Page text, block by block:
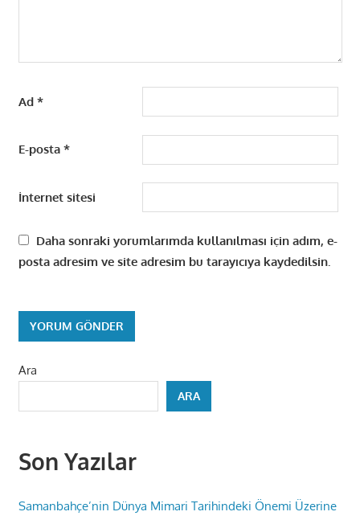
Ad *
E-posta *
İnternet sitesi
Daha sonraki yorumlarımda kullanılması için adım, e-
posta adresim ve site adresim bu tarayıcıya kaydedilsin.
Ara
ARA
Son Yazılar
Samanbahçe’nin Dünya Mimari Tarihindeki Önemi Üzerine